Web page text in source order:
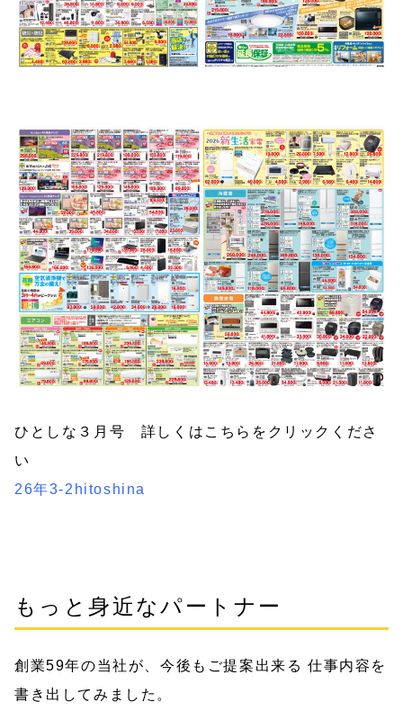
ひとしな３月号 詳しくはこちらをクリックくださ
い
26年3-2hitoshina
もっと身近なパートナー
創業59年の当社が、今後もご提案出来る 仕事内容を
書き出してみました。